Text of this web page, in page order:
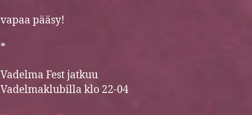
vapaa pääsy!
*
Vadelma Fest jatkuu
Vadelmaklubilla klo 22-04